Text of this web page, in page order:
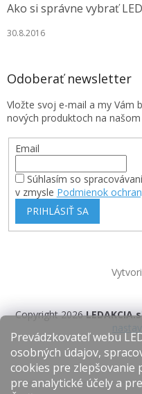
Prevádzkovateľ webu
osobných údajov,
cookies pre zlepšovanie
pre analytické účely a
Ako si správne vybrať LED
30.8.2016
Odoberať newsletter
Vložte svoj e-mail a my Vám
nových produktoch na
Email
Súhlasím so
v zmysle Podmienok
PRIHLÁSIŤ SA
Copyright 2026